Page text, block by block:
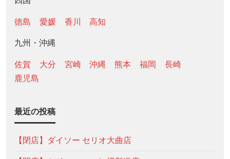
徳島 愛媛 香川 高知
九州・沖縄
佐賀 大分 宮崎 沖縄 熊本 福岡
長崎
鹿児島
最近の投稿
【閉店】ダイソー セリオ大曲店